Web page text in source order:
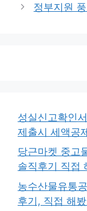
리
정부지원
성실신고확인
제출시 세액공
당근마켓 중고
솔직후기 직접
농수산물유통
후기, 직접 해